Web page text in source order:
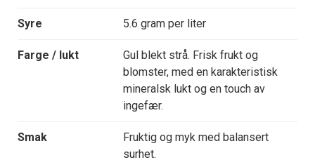
Syre 5.6 gram per liter
Farge / lukt
Gul blekt strå. Frisk frukt og
blomster, med en karakteristisk
mineralsk lukt og en touch av
ingefær.
Smak
Fruktig og myk med balansert
surhet.